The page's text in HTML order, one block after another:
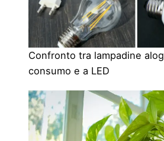
Confronto tra lampadine
consumo e a LED